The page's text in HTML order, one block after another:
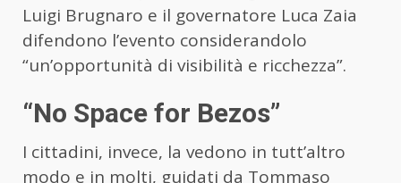
Luigi Brugnaro e il governatore Luca Zaia
difendono l’evento considerandolo
“un’opportunità di visibilità e ricchezza”.
“No Space for Bezos”
I cittadini, invece, la vedono in tutt’altro
modo e in molti, guidati da Tommaso